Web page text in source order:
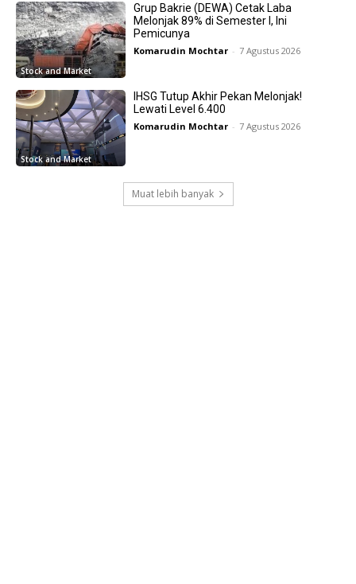
Stock and Market
Grup Bakrie (DEWA) Cetak Laba
Melonjak 89% di Semester I, Ini
Pemicunya
Komarudin Mochtar - 7 Agustus 2026
Stock and Market
IHSG Tutup Akhir Pekan Melonjak!
Lewati Level 6.400
Komarudin Mochtar - 7 Agustus 2026
Muat lebih banyak